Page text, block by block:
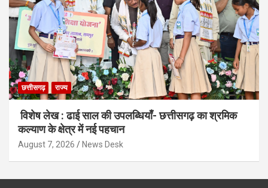
छत्तीसगढ़ राज्य
विशेष लेख : ढाई साल की उपलब्धियाँ- छत्तीसगढ़ का श्रमिक
कल्याण के क्षेत्र में नई पहचान
August 7, 2026 News Desk